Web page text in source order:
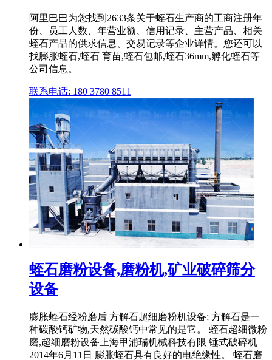
阿里巴巴为您找到2633条关于蛭石生产商的工商注册年
份、员工人数、年营业额、信用记录、主营产品、相关
蛭石产品的供求信息、交易记录等企业详情。您还可以
找膨胀蛭石,蛭石 育苗,蛭石包邮,蛭石36mm,孵化蛭石等
公司信息。
联系电话: 180 3780 8511
蛭石磨粉设备,磨粉机,矿业破碎筛分
设备
膨胀蛭石经粉磨后 方解石超细磨粉机设备; 方解石是一
种碳酸钙矿物,天然碳酸钙中常见的是它。 蛭石超细微粉
磨,超细磨粉设备上海甲浦瑞机械科技有限 锤式破碎机
2014年6月11日 膨胀蛭石具有良好的电绝缘性。 蛭石磨